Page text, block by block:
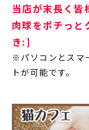
当店が末長く皆
肉球をポチっ
き:]
※パソコンとスマ
トが可能です。